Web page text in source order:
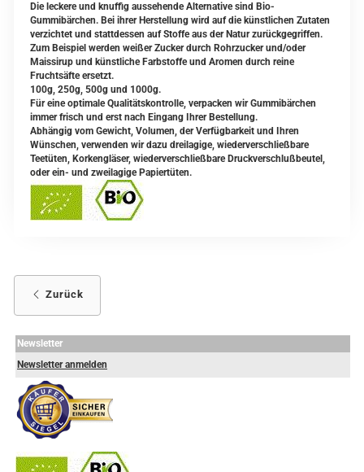
Die leckere und knuffig aussehende Alternative sind Bio-
Gummibärchen. Bei ihrer Herstellung wird auf die künstlichen Zutaten
verzichtet und stattdessen auf Stoffe aus der Natur zurückgegriffen.
Zum Beispiel werden weißer Zucker durch Rohrzucker und/oder
Maissirup und künstliche Farbstoffe und Aromen durch reine
Fruchtsäfte ersetzt.
100g, 250g, 500g und 1000g.
Für eine optimale Qualitätskontrolle, verpacken wir Gummibärchen
immer frisch und erst nach Eingang Ihrer Bestellung.
Abhängig vom Gewicht, Volumen, der Verfügbarkeit und Ihren
Wünschen, verwenden wir dazu dreilagige, wiederverschließbare
Teetüten, Korkengläser, wiederverschließbare Druckverschlußbeutel,
oder ein- und zweilagige Papiertüten.
Zurück
Newsletter
Newsletter anmelden